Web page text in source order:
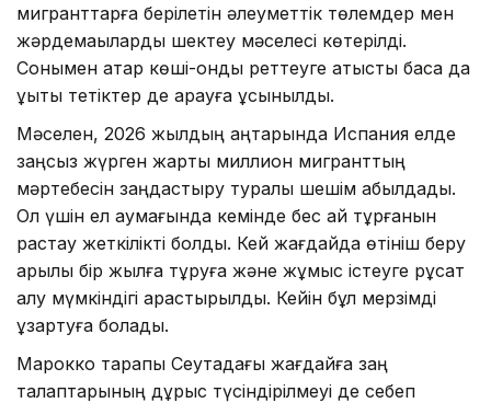
мигранттарға берілетін әлеуметтік төлемдер мен
жәрдемақыларды шектеу мәселесі көтерілді.
Сонымен қатар көші-қонды реттеуге қатысты басқа да
құқықтық тетіктер де қарауға ұсынылды.
Мәселен, 2026 жылдың қаңтарында Испания елде
заңсыз жүрген жарты миллион мигранттың
мәртебесін заңдастыру туралы шешім қабылдады.
Ол үшін ел аумағында кемінде бес ай тұрғанын
растау жеткілікті болды. Кей жағдайда өтініш беру
арқылы бір жылға тұруға және жұмыс істеуге рұқсат
алу мүмкіндігі қарастырылды. Кейін бұл мерзімді
ұзартуға болады.
Марокко тарапы Сеутадағы жағдайға заң
талаптарының дұрыс түсіндірілмеуі де себеп